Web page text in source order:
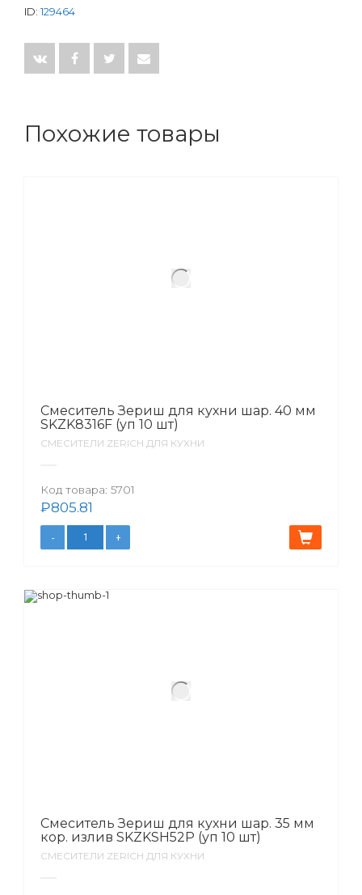
ID: 129464
Похожие товары
Смеситель Зериш для кухни шар. 40 мм
SKZK8316F (уп 10 шт)
СМЕСИТЕЛИ ZERICH ДЛЯ КУХНИ
Код товара: 5701
₽805.81
Смеситель Зериш для кухни шар. 35 мм
кор. излив SKZKSH52P (уп 10 шт)
СМЕСИТЕЛИ ZERICH ДЛЯ КУХНИ